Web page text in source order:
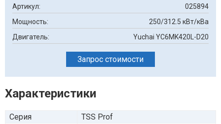
Артикул:
025894
Мощность:
250/312.5 кВт/кВа
Двигатель:
Yuchai YC6MK420L-D20
Запрос стоимости
Характеристики
Серия
TSS Prof